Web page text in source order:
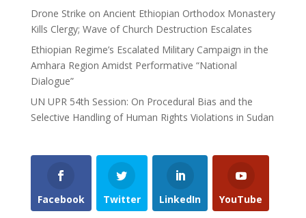
Drone Strike on Ancient Ethiopian Orthodox Monastery
Kills Clergy; Wave of Church Destruction Escalates
Ethiopian Regime’s Escalated Military Campaign in the
Amhara Region Amidst Performative “National
Dialogue”
UN UPR 54th Session: On Procedural Bias and the
Selective Handling of Human Rights Violations in Sudan
Facebook Twitter LinkedIn YouTube